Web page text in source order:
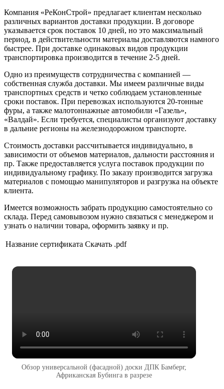
Компания «РеКонСтрой» предлагает клиентам несколько
различных вариантов доставки продукции. В договоре
указывается срок поставок 10 дней, но это максимальный
период, в действительности материалы доставляются намного
быстрее. При доставке одинаковых видов продукции
транспортировка производится в течение 2-5 дней.
Одно из преимуществ сотрудничества с компанией —
собственная служба доставки. Мы имеем различные виды
транспортных средств и четко соблюдаем установленные
сроки поставок. При перевозках используются 20-тонные
фуры, а также малотоннажные автомобили «Газель»,
«Валдай». Если требуется, специалисты организуют доставку
в дальние регионы на железнодорожном транспорте.
Стоимость доставки рассчитывается индивидуально, в
зависимости от объемов материалов, дальности расстояния и
пр. Также предоставляется услуга поставок продукции по
индивидуальному графику. По заказу производится загрузка
материалов с помощью манипуляторов и разгрузка на объекте
клиента.
Имеется возможность забрать продукцию самостоятельно со
склада. Перед самовывозом нужно связаться с менеджером и
узнать о наличии товара, оформить заявку и пр.
Название сертификата Скачать .pdf
Обзор универсальной (фасадной) доски ДПК Бамберг,
Африканская Бубинга в разрезе